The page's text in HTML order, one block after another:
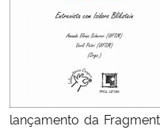
lançamento da